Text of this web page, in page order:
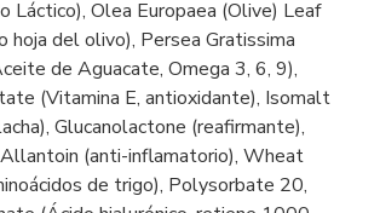
Láctico), Olea Europaea (Olive) Leaf
hoja del olivo), Persea Gratissima
de Aguacate, Omega 3, 6, 9),
(Vitamina E, antioxidante), Isomalt
Glucanolactone (reafirmante),
(anti-inflamatorio), Wheat
de trigo), Polysorbate 20,